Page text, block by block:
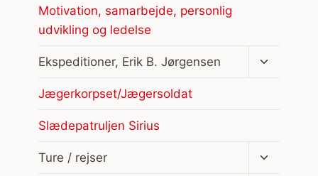
Motivation, samarbejde, personlig
udvikling og ledelse
Ekspeditioner, Erik B. Jørgensen
Skift
Jægerkorpset/Jægersoldat
Slædepatruljen Sirius
Ture / rejser
Skift